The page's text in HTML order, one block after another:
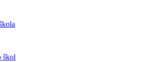
škol